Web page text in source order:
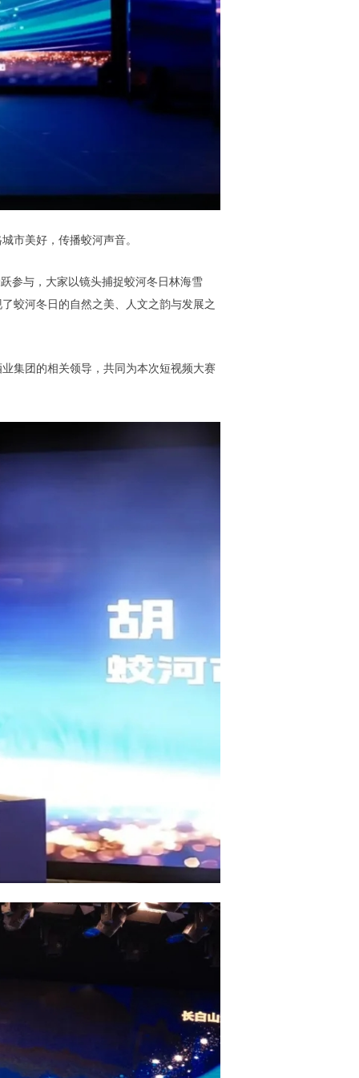
市美好，传播蛟河声音。
参与，大家以镜头捕捉蛟河冬日林海雪
蛟河冬日的自然之美、人文之韵与发展之
集团的相关领导，共同为本次短视频大赛